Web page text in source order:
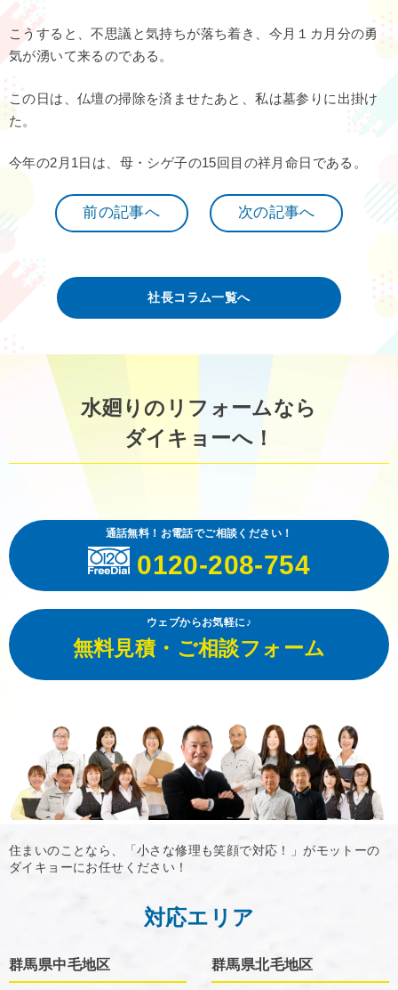
こうすると、不思議と気持ちが落ち着き、今月１カ月分の勇
気が湧いて来るのである。
この日は、仏壇の掃除を済ませたあと、私は墓参りに出掛け
た。
今年の2月1日は、母・シゲ子の15回目の祥月命日である。
前の記事へ 次の記事へ
社長コラム一覧へ
水廻りのリフォームなら
ダイキョーへ！
通話無料！お電話でご相談ください！
0120-208-754
ウェブからお気軽に♪
無料見積・ご相談フォーム
住まいのことなら、「小さな修理も笑顔で対応！」がモットーの
ダイキョーにお任せください！
対応エリア
群馬県中毛地区 群馬県北毛地区